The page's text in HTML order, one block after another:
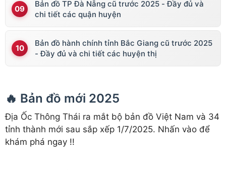
Bản đồ TP Đà Nẵng cũ trước 2025 - Đầy đủ và
chi tiết các quận huyện
Bản đồ hành chính tỉnh Bắc Giang cũ trước 2025
- Đầy đủ và chi tiết các huyện thị
🔥 Bản đồ mới 2025
Địa Ốc Thông Thái ra mắt bộ bản đồ Việt Nam và 34
tỉnh thành mới sau sắp xếp 1/7/2025. Nhấn vào để
khám phá ngay !!